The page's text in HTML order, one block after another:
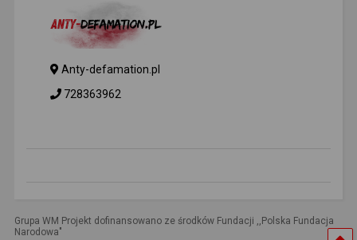
Anty-defamation.pl
728363962
Grupa WM Projekt dofinansowano ze środków Fundacji ,,Polska Fundacja
Narodowa"